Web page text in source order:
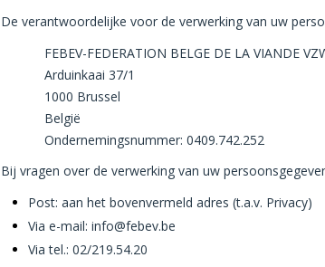
De verantwoordelijke voor de verwerking van uw
FEBEV-FEDERATION BELGE DE LA VIANDE
Arduinkaai 37/1
1000 Brussel
België
Ondernemingsnummer: 0409.742.252
Bij vragen over de verwerking van uw
Post: aan het bovenvermeld adres (t.a.v. Privacy)
Via e-mail: info@febev.be
Via tel.: 02/219.54.20